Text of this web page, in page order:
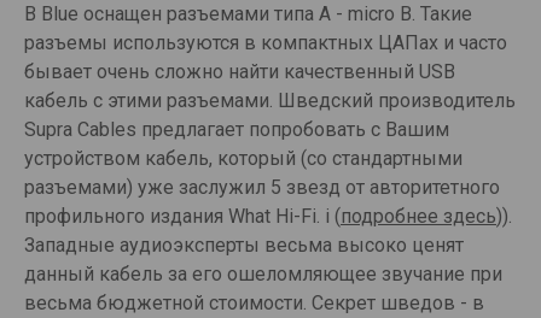
B Blue оснащен разъемами типа A - micro B. Такие
разъемы используются в компактных ЦАПах и часто
бывает очень сложно найти качественный USB
кабель с этими разъемами. Шведский производитель
Supra Cables предлагает попробовать с Вашим
устройством кабель, который (со стандартными
разъемами) уже заслужил 5 звезд от авторитетного
профильного издания What Hi-Fi. i (подробнее здесь)).
Западные аудиоэксперты весьма высоко ценят
данный кабель за его ошеломляющее звучание при
весьма бюджетной стоимости. Секрет шведов - в